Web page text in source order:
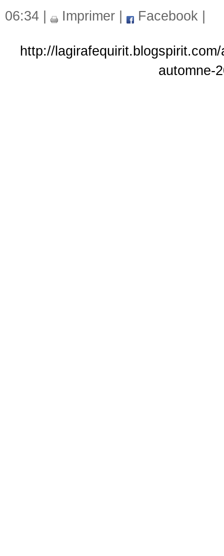
06:34 | Imprimer Facebook
http://
automne-